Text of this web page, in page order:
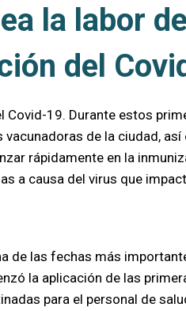
la labor de
del
Covid-19. Durante estos
vacunadoras de la ciudad,
rápidamente en la
a causa del virus que
de las fechas más
la aplicación de las
para el personal de